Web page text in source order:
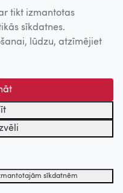
tikt izmantotas
sīkdatnes.
lūdzu, atzīmējiet
sīkdatnēm